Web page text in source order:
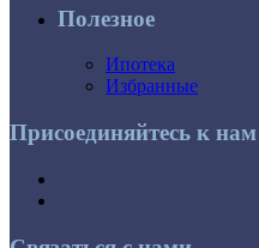
Полезное
Ипотека
Избранные
Присоединяйтесь к нам